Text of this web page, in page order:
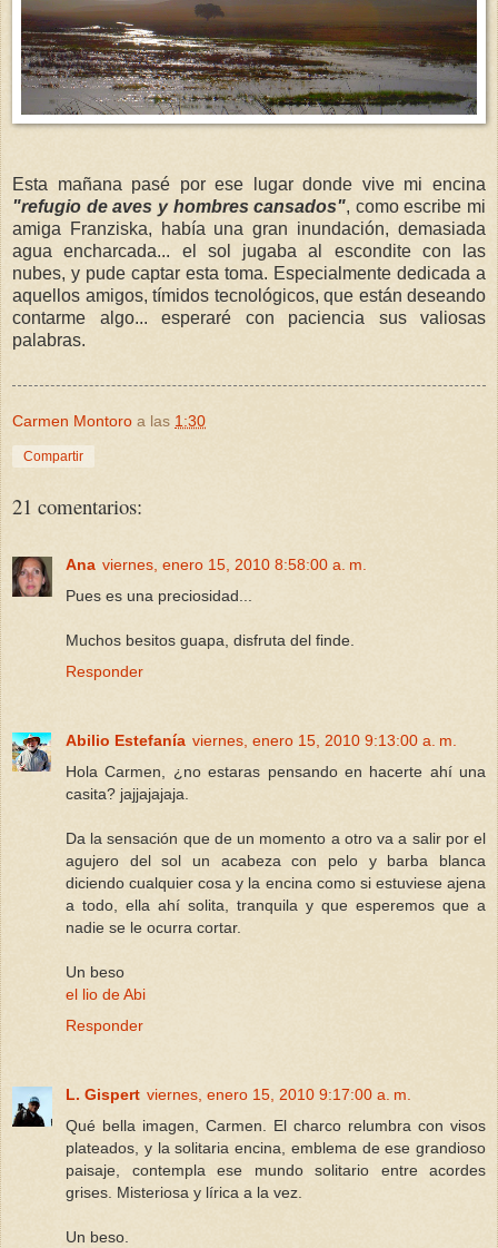
Esta mañana pasé por ese lugar donde vive mi encina
"refugio de aves y hombres cansados", como escribe mi
amiga Franziska, había una gran inundación, demasiada
agua encharcada... el sol jugaba al escondite con las
nubes, y pude captar esta toma. Especialmente dedicada a
aquellos amigos, tímidos tecnológicos, que están deseando
contarme algo... esperaré con paciencia sus valiosas
palabras.
Carmen Montoro a las 1:30
Compartir
21 comentarios:
Ana viernes, enero 15, 2010 8:58:00 a. m.
Pues es una preciosidad...
Muchos besitos guapa, disfruta del finde.
Responder
Abilio Estefanía viernes, enero 15, 2010 9:13:00 a. m.
Hola Carmen, ¿no estaras pensando en hacerte ahí una
casita? jajjajajaja.
Da la sensación que de un momento a otro va a salir por el
agujero del sol un acabeza con pelo y barba blanca
diciendo cualquier cosa y la encina como si estuviese ajena
a todo, ella ahí solita, tranquila y que esperemos que a
nadie se le ocurra cortar.
Un beso
el lio de Abi
Responder
L. Gispert viernes, enero 15, 2010 9:17:00 a. m.
Qué bella imagen, Carmen. El charco relumbra con visos
plateados, y la solitaria encina, emblema de ese grandioso
paisaje, contempla ese mundo solitario entre acordes
grises. Misteriosa y lírica a la vez.
Un beso.